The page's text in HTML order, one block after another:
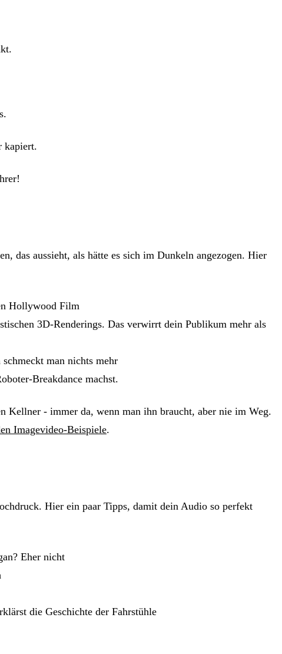
kapiert.
das aussieht, als hätte es sich im Dunkeln angezogen. Hier
Hollywood Film
3D-Renderings. Das verwirrt dein Publikum mehr als
man nichts mehr
Breakdance machst.
Kellner - immer da, wenn man ihn braucht, aber nie im Weg.
Imagevideo-Beispiele.
Hier ein paar Tipps, damit dein Audio so perfekt
Eher nicht
die Geschichte der Fahrstühle